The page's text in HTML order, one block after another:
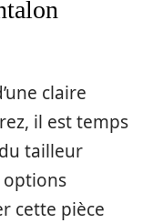
claire
il est temps
tailleur
cette pièce